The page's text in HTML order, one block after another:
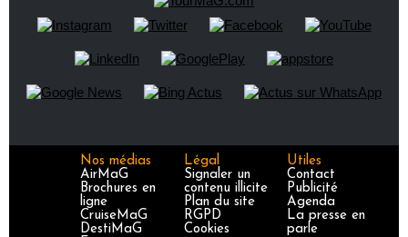
Nos médias
AirMaG
Brochures en
ligne
CruiseMaG
DestiMaG
Légal
Signaler un
contenu illicite
Plan du site
RGPD
Cookies
Utiles
Contact
Publicité
Agenda
La presse en
parle